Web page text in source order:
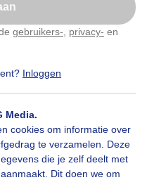
gebruikers- privacy- en
Inloggen
Media.
cookies om informatie over
te verzamelen. Deze
die je zelf deelt met
Dit doen we om
te passen